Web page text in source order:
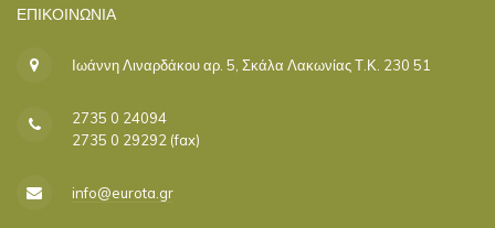
ΕΠΙΚΟΙΝΩΝΊΑ
Ιωάννη Λιναρδάκου αρ. 5, Σκάλα Λακωνίας Τ.Κ. 230 51
2735 0 24094
2735 0 29292 (fax)
info@eurota.gr